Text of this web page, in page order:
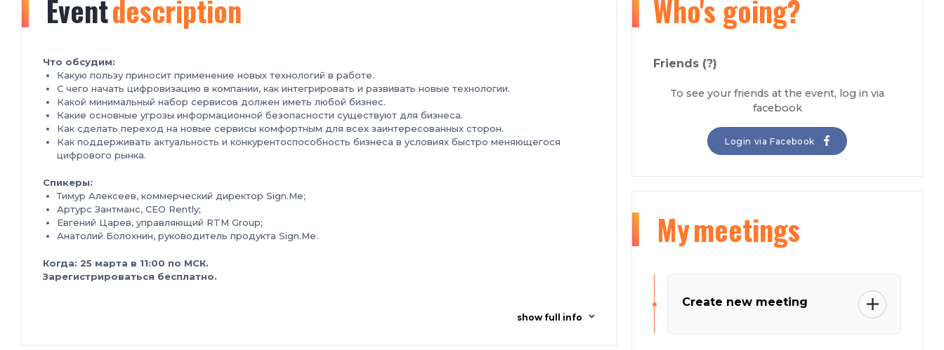
Eventdescription
Что обсудим:
Какую пользу приносит применение новых технологий в работе.
С чего начать цифровизацию в компании, как интегрировать и развивать новые технологии.
Какой минимальный набор сервисов должен иметь любой бизнес.
Какие основные угрозы информационной безопасности существуют для бизнеса.
Как сделать переход на новые сервисы комфортным для всех заинтересованных сторон.
Как поддерживать актуальность и конкурентоспособность бизнеса в условиях быстро меняющегося
цифрового рынка.
Спикеры:
Тимур Алексеев, коммерческий директор Sign.Me;
Артурс Зантманс, CEO Rently;
Евгений Царев, управляющий RTM Group;
Анатолий Болохнин, руководитель продукта Sign.Me.
Когда: 25 марта в 11:00 по МСК.
Зарегистрироваться бесплатно.
show full info
Who's going?
Friends (?)
To see your friends at the event, log in via
facebook
Login via Facebook
Mymeetings
Create new meeting